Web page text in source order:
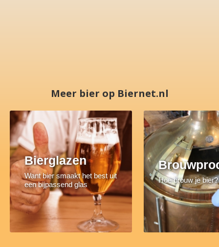
Meer bier op Biernet.nl
Bierglazen
Want bier smaakt het best uit
een bijpassend glas
Hoe brouw je bier?